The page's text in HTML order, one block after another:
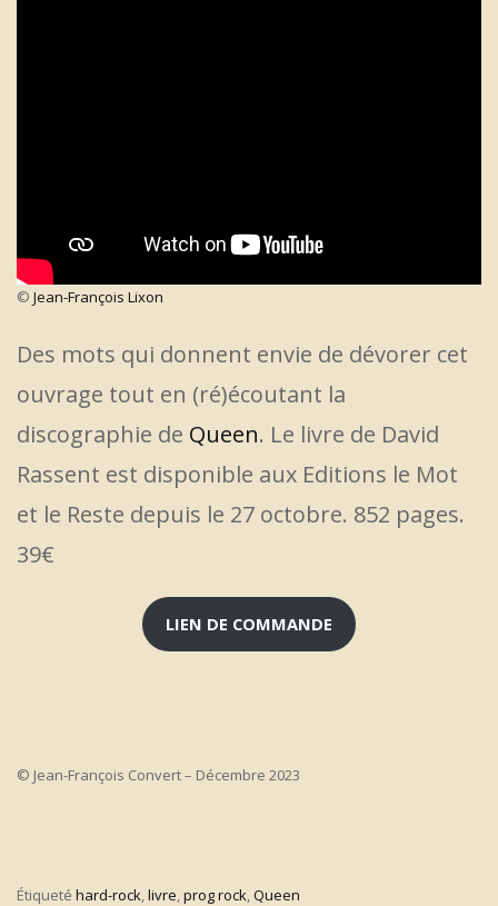
© Jean-François Lixon
Des mots qui donnent envie de dévorer cet
ouvrage tout en (ré)écoutant la
discographie de Queen. Le livre de David
Rassent est disponible aux Editions le Mot
et le Reste depuis le 27 octobre. 852 pages.
39€
LIEN DE COMMANDE
© Jean-François Convert – Décembre 2023
Étiqueté hard-rock,livre,prog rock,Queen